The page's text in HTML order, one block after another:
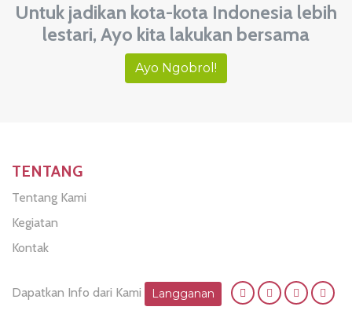
Untuk jadikan kota-kota Indonesia lebih
lestari, Ayo kita lakukan bersama
Ayo Ngobrol!
TENTANG
Tentang Kami
Kegiatan
Kontak
Dapatkan Info dari Kami Langganan